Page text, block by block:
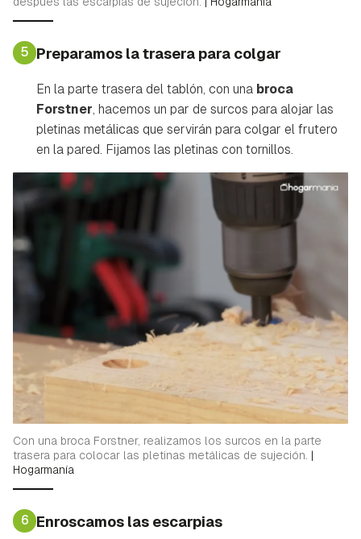
Guardar como favorito
Para poder guardar como favorito, primero has de
iniciar sesión con tu cuenta de Hogarmanía.
INICIAR SESIÓN CANCELAR
5 Preparamos la trasera para colgar
En la parte trasera del tablón, con una broca
Forstner, hacemos un par de surcos para alojar las
pletinas metálicas que servirán para colgar el frutero
en la pared. Fijamos las pletinas con tornillos.
Con una broca Forstner, realizamos los surcos en la parte
trasera para colocar las pletinas metálicas de sujeción. |
Hogarmanía
6 Enroscamos las escarpias
Contenido enviado
Gracias por suscribirte a nuestro boletín.
ACEPTAR